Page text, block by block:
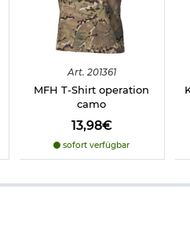
Art. 201361
MFH T-Shirt operation
camo
13,98€
sofort verfügbar